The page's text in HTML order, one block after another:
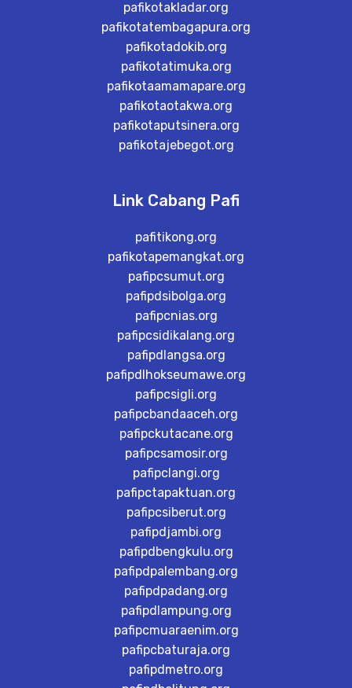
pafikotakladar.org
pafikotatembagapura.org
pafikotadokib.org
pafikotatimuka.org
pafikotaamamapare.org
pafikotaotakwa.org
pafikotaputsinera.org
pafikotajebegot.org
Link Cabang Pafi
pafitikong.org
pafikotapemangkat.org
pafipcsumut.org
pafipdsibolga.org
pafipcnias.org
pafipcsidikalang.org
pafipdlangsa.org
pafipdlhokseumawe.org
pafipcsigli.org
pafipcbandaaceh.org
pafipckutacane.org
pafipcsamosir.org
pafipclangi.org
pafipctapaktuan.org
pafipcsiberut.org
pafipdjambi.org
pafipdbengkulu.org
pafipdpalembang.org
pafipdpadang.org
pafipdlampung.org
pafipcmuaraenim.org
pafipcbaturaja.org
pafipdmetro.org